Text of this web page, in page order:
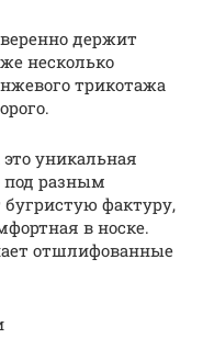
держит
несколько
трикотажа
уникальная
под разным
фактуру,
в носке.
отшлифованные